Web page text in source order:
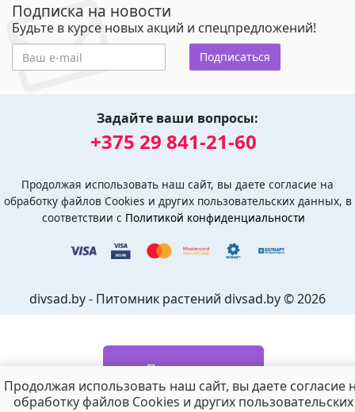
Подписаться
Отправим СМС и письмо, когда будет в продаже
Подписка на новости
Будьте в курсе новых акций и спецпредложений!
Подписаться
Задайте ваши вопросы:
+375 29 841-21-60
Продолжая использовать наш сайт, вы даете согласие на
обработку файлов Cookies и других пользовательских данных, в
соответствии с Политикой конфиденциальности
divsad.by - Питомник растений divsad.by © 2026
Продолжая использовать наш сайт, вы даете согласие
обработку файлов Cookies и других пользовательских